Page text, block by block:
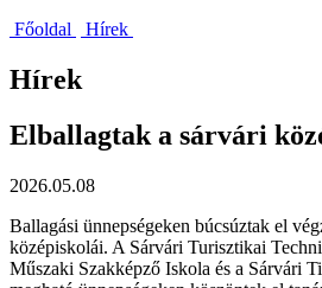
Főoldal
Hí­rek
Hírek
Elballagtak a sárvári
2026.05.08
Ballagási ünnepségeken búcsúztak el
középiskolái. A Sárvári Turisztikai
Műszaki Szakképző Iskola és a Sárvári